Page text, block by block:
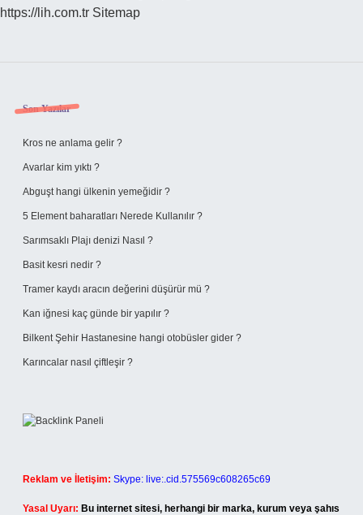
https://lih.com.tr Sitemap
Sidebar
Son Yazılar
Kros ne anlama gelir ?
Avarlar kim yıktı ?
Abguşt hangi ülkenin yemeğidir ?
5 Element baharatları Nerede Kullanılır ?
Sarımsaklı Plajı denizi Nasıl ?
Basit kesri nedir ?
Tramer kaydı aracın değerini düşürür mü ?
Kan iğnesi kaç günde bir yapılır ?
Bilkent Şehir Hastanesine hangi otobüsler gider ?
Karıncalar nasıl çiftleşir ?
Reklam ve İletişim: Skype: live:.cid.575569c608265c69
Yasal Uyarı: Bu internet sitesi, herhangi bir marka, kurum veya şahıs